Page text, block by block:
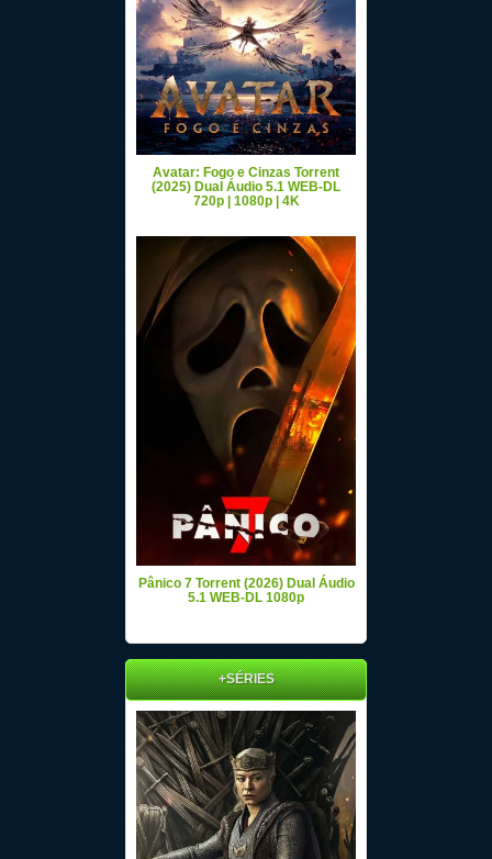
Avatar: Fogo e Cinzas Torrent
(2025) Dual Áudio 5.1 WEB-DL
720p | 1080p | 4K
Pânico 7 Torrent (2026) Dual Áudio
5.1 WEB-DL 1080p
+SÉRIES